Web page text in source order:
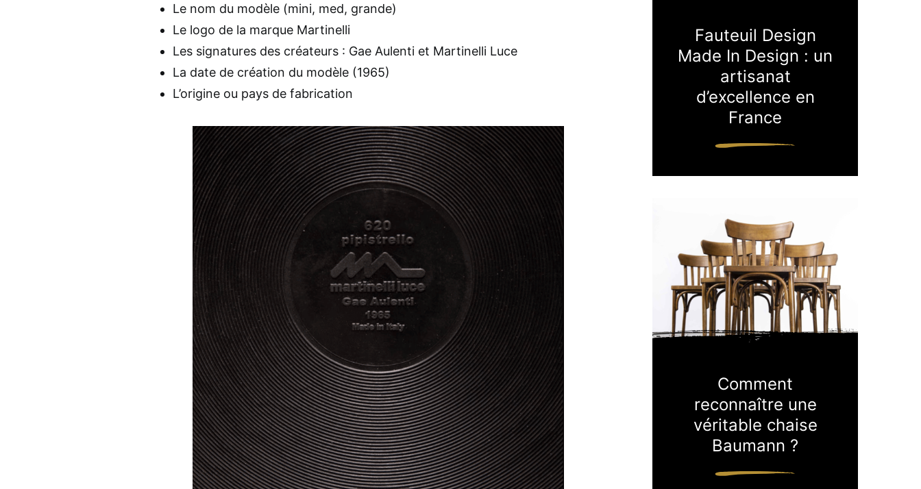
Le nom du modèle (mini, med, grande)
Le logo de la marque Martinelli
Les signatures des créateurs : Gae Aulenti et Martinelli Luce
La date de création du modèle (1965)
L’origine ou pays de fabrication
Fauteuil Design
Made In Design : un
artisanat
d’excellence en
France
Comment
reconnaître une
véritable chaise
Baumann ?